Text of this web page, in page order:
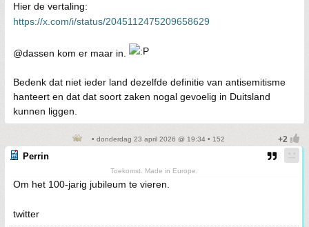
Hier de vertaling:
https://x.com/i/status/2045112475209658629
@dassen kom er maar in.
Bedenk dat niet ieder land dezelfde definitie van antisemitisme
hanteert en dat dat soort zaken nogal gevoelig in Duitsland
kunnen liggen.
• donderdag 23 april 2026 @ 19:34 • 152
Perrin
Toekomst. Made in Europe.
Om het 100-jarig jubileum te vieren.
twitter